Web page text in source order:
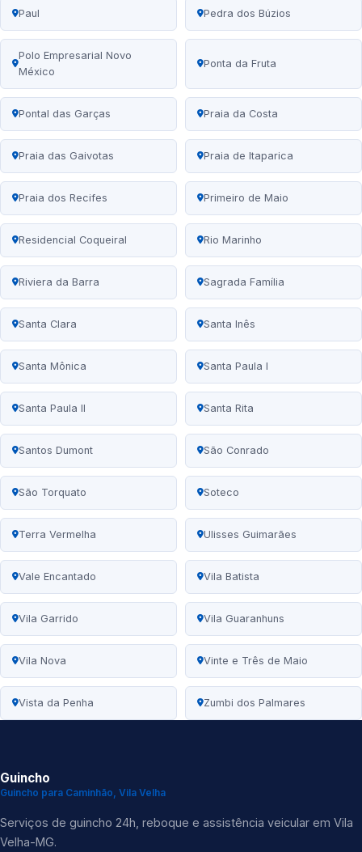
Paul Pedra dos Búzios
Polo Empresarial Novo
México
Ponta da Fruta
Pontal das Garças Praia da Costa
Praia das Gaivotas Praia de Itaparica
Praia dos Recifes Primeiro de Maio
Residencial Coqueiral Rio Marinho
Riviera da Barra Sagrada Família
Santa Clara Santa Inês
Santa Mônica Santa Paula I
Santa Paula II Santa Rita
Santos Dumont São Conrado
São Torquato Soteco
Terra Vermelha Ulisses Guimarães
Vale Encantado Vila Batista
Vila Garrido Vila Guaranhuns
Vila Nova Vinte e Três de Maio
Vista da Penha Zumbi dos Palmares
Guincho
Guincho para Caminhão, Vila Velha
Serviços de guincho 24h, reboque e assistência veicular em Vila
Velha-MG.